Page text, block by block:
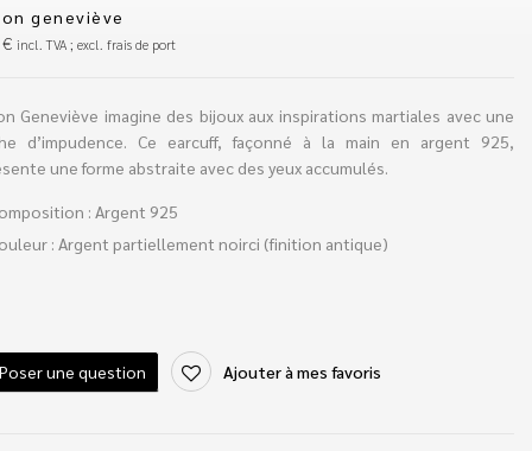
geneviève
€ incl. TVA ; excl. frais de port
Geneviève imagine des bijoux aux inspirations martiales avec une
d’impudence. Ce earcuff, façonné à la main en argent 925,
une forme abstraite avec des yeux accumulés.
: Argent 925
: Argent partiellement noirci (finition antique)
Poser une question Ajouter à mes favoris